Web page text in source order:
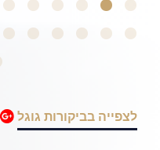
לצפייה בביקורות גוגל